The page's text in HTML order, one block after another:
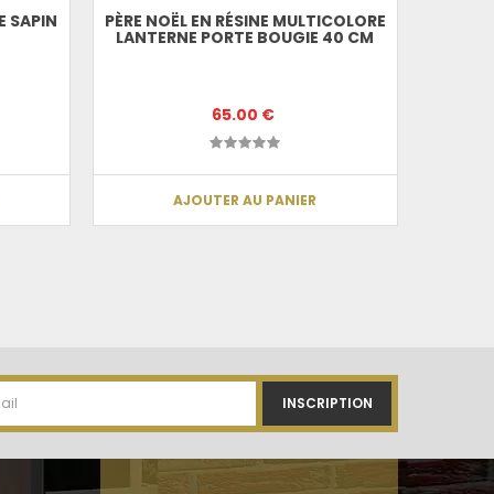
SAPIN PÈRE NOËL EN RÉSINE MULTICOLORE
LANTERNE PORTE BOUGIE 40 CM
65.00 €
AJOUTER AU PANIER
INSCRIPTION